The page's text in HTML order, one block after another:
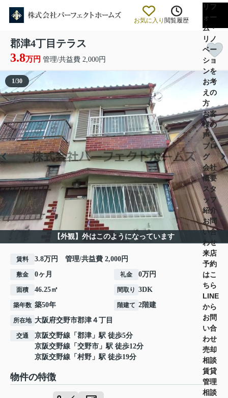
お気に入り 閲覧履歴
リフ
ォー
ム・
リノ
ベー
ショ
ンを
お考
えの
方
お客
様の
声
ブロ
グ
会社
概要
スタ
ッフ
紹介
お問
い合
わせ
来店
予約
はこ
ちら
LINE
から
お問
い合
わせ
売却
相談
賃貸
管理
相談
郡津4丁目テラス
3.8万円 管理/共益費 2,000円
【外観】外はこのようになっています
1/30
賃料 3.8万円 管理/共益費 2,000円
敷金 0ヶ月 礼金 0万円
面積 46.25㎡ 間取り 3DK
築年数 築50年 階建て 2階建
所在地 大阪府交野市郡津 ４丁目
交通 京阪交野線 「 郡津 」駅 徒歩5分
京阪交野線 「 交野市 」駅 徒歩12分
京阪交野線 「 村野 」駅 徒歩19分
物件の特徴